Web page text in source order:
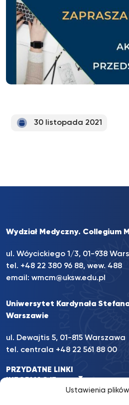
Ustawienia
30 listopada 2021
Wydział Medyczny. Collegium
ul. Wóycickiego 1/3, 01-938
tel. +48 22 380 96 88, wew. 488
email: wmcm@uksw.edu.pl
Uniwersytet Kardynała
Warszawie
ul. Dewajtis 5, 01-815 Warszawa
tel. centrala +48 22 561 88 00
PRZYDATNE LINKI